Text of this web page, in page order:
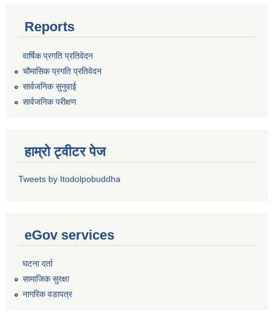
Reports
वार्षिक प्रगति प्रतिवेदन
चौमासिक प्रगति प्रतिवेदन
सार्वजनिक सुनुवाई
सार्वजनिक परीक्षण
हाम्रो ट्वीटर पेज
Tweets by Itodolpobuddha
eGov services
घटना दर्ता
सामाजिक सुरक्षा
नागरिक वडापत्र